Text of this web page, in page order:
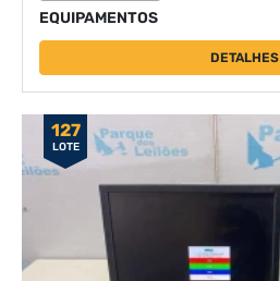
EQUIPAMENTOS
DETALHES
127
LOTE